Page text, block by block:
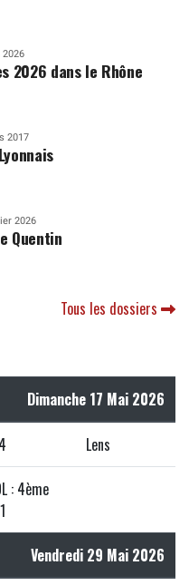
2026
2026 dans le Rhône
2017
2026
Quentin
Tous les dossiers
Dimanche 17 Mai 2026
4 Lens
: 4ème
Vendredi 29 Mai 2026